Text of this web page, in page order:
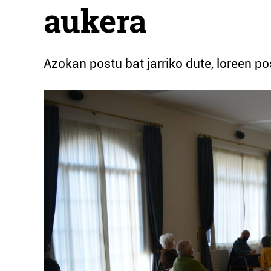
aukera
Azokan postu bat jarriko dute, loreen